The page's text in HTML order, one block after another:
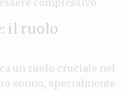
il ruolo
un ruolo cruciale nel
sonno, specialmente